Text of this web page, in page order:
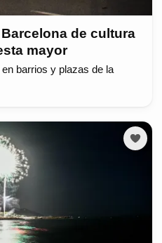
de cultura
mayor
barrios y plazas de la